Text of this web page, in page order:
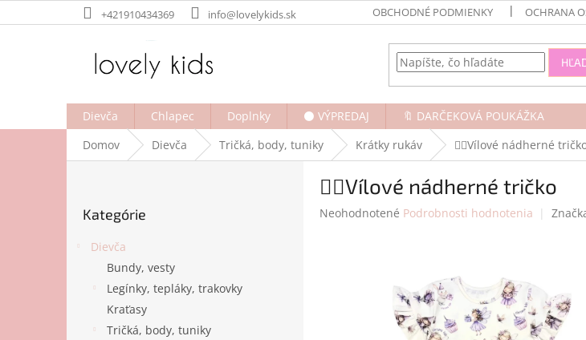
na
+421910434369 info@lovelykids.sk OBCHODNÉ PODMIENKY OCHRANA
Dievča Chlapec Doplnky ⚫ VÝPREDAJ
🔖 DARČEKOVÁ POUKÁŽKA
Domov
Dievča Tričká, body, tuniky Krátky rukáv 🧚‍♀️Vílové nádherné
kategórie
Kategórie
Dievča
Bundy, vesty
Legínky, tepláky, trakovky
Kraťasy
Tričká, body, tuniky
🧚‍♀️Vílové nádherné tričko
Priemerné
Neohodnotené Podrobnosti hodnotenia